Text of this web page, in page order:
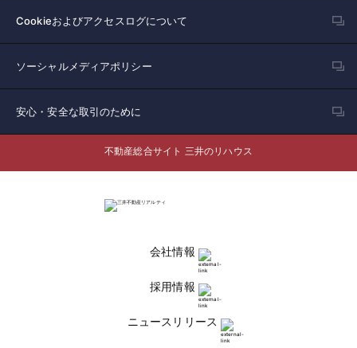
Cookieおよびアクセスログについて
ソーシャルメディアポリシー
安心・安全な取引のために
不動産総合サイト 三井のリハウス
会社情報
採用情報
ニュースリリース